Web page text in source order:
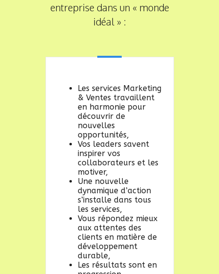
entreprise dans un « monde
idéal » :
Les services Marketing
& Ventes travaillent
en harmonie pour
découvrir de
nouvelles
opportunités,
Vos leaders savent
inspirer vos
collaborateurs et les
motiver,
Une nouvelle
dynamique d’action
s’installe dans tous
les services,
Vous répondez mieux
aux attentes des
clients en matière de
développement
durable,
Les résultats sont en